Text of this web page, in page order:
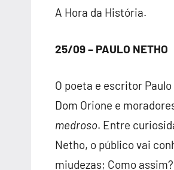
A Hora da História.
25/09 – PAULO NETHO
O poeta e escritor
Dom Orione e
medroso. Entre
Netho, o público vai
miudezas; Como